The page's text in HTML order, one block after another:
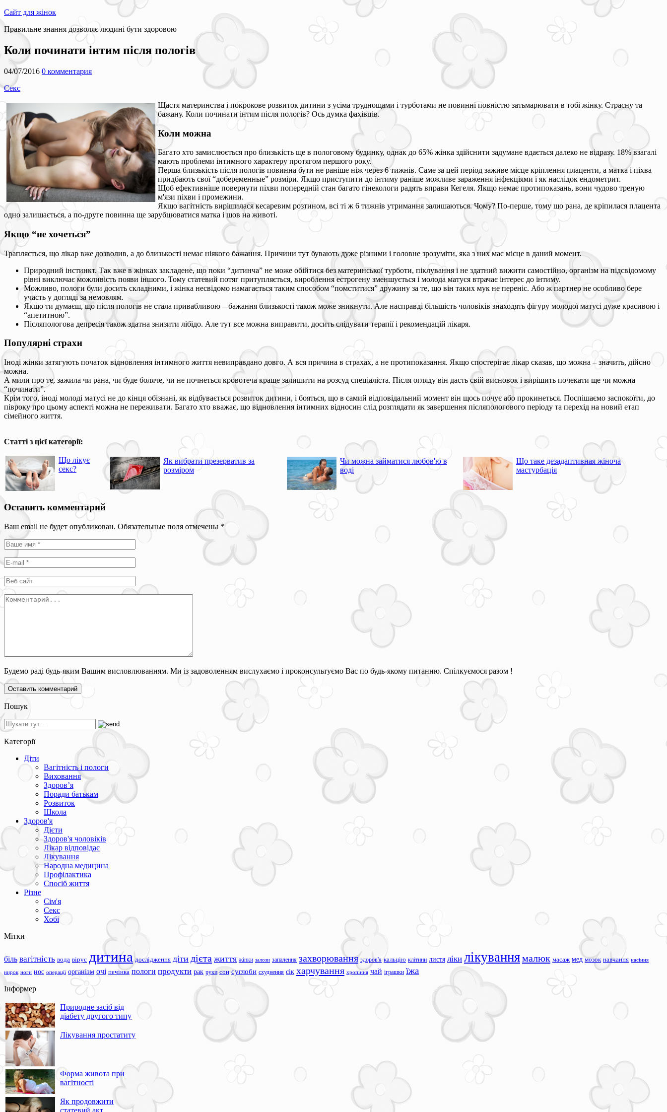
Сайт для жінок
Правильне знання дозволяє людині бути здоровою
Коли починати інтим після пологів
04/07/2016 0 комментария
Секс
Щастя материнства і покрокове розвиток дитини з усіма труднощами і турботами не повинні повністю затьмарювати в тобі жінку. Страсну та
бажану. Коли починати інтим після пологів? Ось думка фахівців.
Коли можна
Багато хто замислюється про близькість ще в пологовому будинку, однак до 65% жінка здійснити задумане вдається далеко не відразу. 18% взагалі
мають проблеми інтимного характеру протягом першого року.
Перша близькість після пологів повинна бути не раніше ніж через 6 тижнів. Саме за цей період заживе місце кріплення плаценти, а матка і піхва
придбають свої “добеременные” розміри. Якщо приступити до інтиму раніше можливе зараження інфекціями і як наслідок ендометрит.
Щоб ефективніше повернути піхви попередній стан багато гінекологи радять вправи Кегеля. Якщо немає протипоказань, вони чудово треную
м'язи піхви і промежини.
Якщо вагітність вирішилася кесаревим розтином, всі ті ж 6 тижнів утримання залишаються. Чому? По-перше, тому що рана, де кріпилася плацента
одно залишається, а по-друге повинна ще зарубцюватися матка і шов на животі.
Якщо “не хочеться”
Трапляється, що лікар вже дозволив, а до близькості немає ніякого бажання. Причини тут бувають дуже різними і головне зрозуміти, яка з них має місце в даний момент.
Природний інстинкт. Так вже в жінках закладене, що поки “дитинча” не може обійтися без материнської турботи, піклування і не здатний вижити самостійно, організм на підсвідомому
рівні виключає можливість появи іншого. Тому статевий потяг притупляється, вироблення естрогену зменшується і молода матуся втрачає інтерес до інтиму.
Можливо, пологи були досить складними, і жінка несвідомо намагається таким способом “помститися” дружину за те, що він таких мук не переніс. Або ж партнер не особливо бере
участь у догляді за немовлям.
Якщо ти думаєш, що після пологів не стала привабливою – бажання близькості також може зникнути. Але насправді більшість чоловіків знаходять фігуру молодої матусі дуже красивою і
“апетитною”.
Післяпологова депресія також здатна знизити лібідо. Але тут все можна виправити, досить слідувати терапії і рекомендацій лікаря.
Популярні страхи
Іноді жінки затягують початок відновлення інтимного життя невиправдано довго. А вся причина в страхах, а не протипоказання. Якщо спостерігає лікар сказав, що можна – значить, дійсно
можна.
А мили про те, зажила чи рана, чи буде боляче, чи не почнеться кровотеча краще залишити на розсуд спеціаліста. Після огляду він дасть свій висновок і вирішить почекати ще чи можна
“починати”.
Крім того, іноді молоді матусі не до кінця обізнані, як відбувається розвиток дитини, і бояться, що в самий відповідальний момент він щось почує або прокинеться. Поспішаємо заспокоїти, до
півроку про цьому аспекті можна не переживати. Багато хто вважає, що відновлення інтимних відносин слід розглядати як завершення післяпологового періоду та перехід на новий етап
сімейного життя.
Статті з цієї категорії:
Що лікує
секс?
Як вибрати презерватив за
розміром
Чи можна займатися любов'ю в
воді
Що таке дезадаптивная жіноча
мастурбація
Оставить комментарий
Ваш email не будет опубликован. Обязательные поля отмечены *
Будемо раді будь-яким Вашим висловлюванням. Ми із задоволенням вислухаємо і проконсультуємо Вас по будь-якому питанню. Спілкуємося разом !
Пошук
Категорії
Діти
Вагітність і пологи
Виховання
Здоров’я
Поради батькам
Розвиток
Школа
Здоров'я
Дієти
Здоров'я чоловіків
Лікар відповідає
Лікування
Народна медицина
Профілактика
Спосіб життя
Різне
Сім'я
Секс
Хобі
Мітки
біль вагітність вода вірус дитина дослідження діти дієта життя жінки залози запалення захворювання здоров'я кальцію клітини листя ліки лікуваннямалюк масаж мед мозок навчання насіння
нирок ноги нос операції організм очі печінка пологи продукти рак руки сон суглоби схуднення сік харчування хропіння чай іграшки їжа
Інформер
Природне засіб від
діабету другого типу
Лікування простатиту
Форма живота при
вагітності
Як продовжити
статевий акт